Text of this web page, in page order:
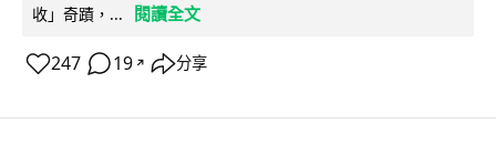
收」奇蹟，...
閱讀全文
247 19 ↗ 分享